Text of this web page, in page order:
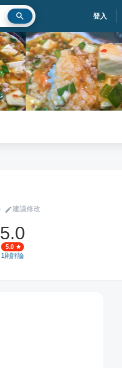
登入
建議修改
5.0
5.0
1 則評論